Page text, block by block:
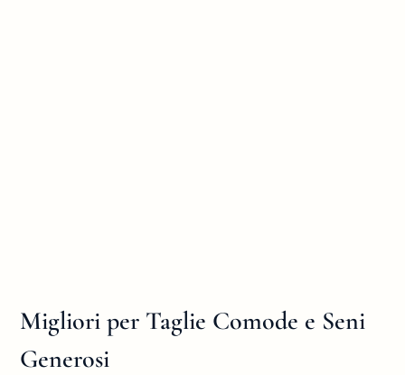
Migliori per Taglie Comode e Seni
Generosi